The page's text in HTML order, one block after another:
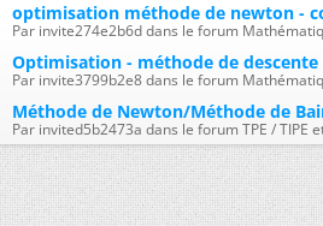
optimisation méthode de newton -
Par invite274e2b6d dans le forum
Optimisation - méthode de descente
Par invite3799b2e8 dans le forum
Méthode de Newton/Méthode de
Par invited5b2473a dans le forum TPE / TIPE